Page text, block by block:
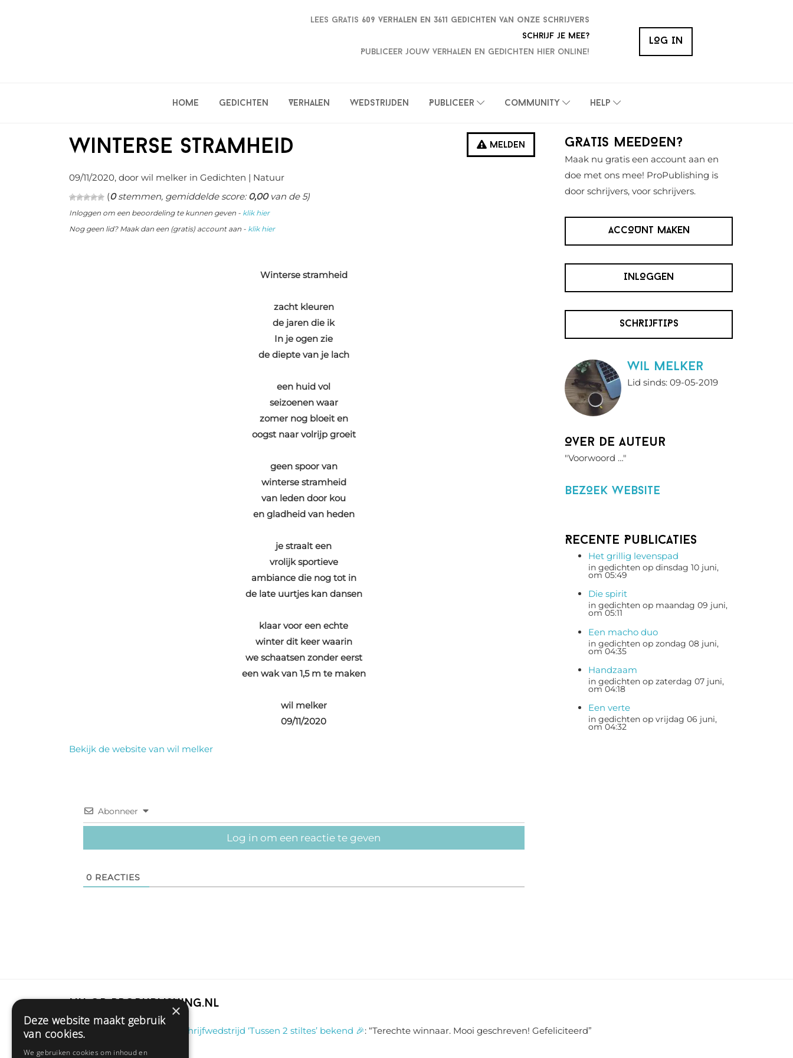
Lees gratis 609 verhalen en 3611 gedichten van onze schrijvers
Schrijf je mee?
Publiceer jouw verhalen en gedichten hier online!
LOG IN
Home Gedichten Verhalen Wedstrijden Publiceer Community Help
Melden
Winterse stramheid
09/11/2020, door wil melker in Gedichten | Natuur
(0stemmen, gemiddelde score:0,00van de 5)
Inloggen om een beoordeling te kunnen geven - klik hier
Nog geen lid? Maak dan een (gratis) account aan - klik hier
Winterse stramheid
zacht kleuren
de jaren die ik
In je ogen zie
de diepte van je lach
een huid vol
seizoenen waar
zomer nog bloeit en
oogst naar volrijp groeit
geen spoor van
winterse stramheid
van leden door kou
en gladheid van heden
je straalt een
vrolijk sportieve
ambiance die nog tot in
de late uurtjes kan dansen
klaar voor een echte
winter dit keer waarin
we schaatsen zonder eerst
een wak van 1,5 m te maken
wil melker
09/11/2020
Bekijk de website van wil melker
Abonneer
Log in om een reactie te geven
0 REACTIES
Primaire
Sidebar
GRATIS MEEDOEN?
Maak nu gratis een account aan en
doe met ons mee! ProPublishing is
door schrijvers, voor schrijvers.
ACCOUNT MAKEN
INLOGGEN
SCHRIJFTIPS
wil melker
Lid sinds: 09-05-2019
Over de auteur
"Voorwoord …"
BezOek website
Recente Publicaties
Het grillig levenspad
in gedichten op dinsdag 10 juni,
om 05:49
Die spirit
in gedichten op maandag 09 juni,
om 05:11
Een macho duo
in gedichten op zondag 08 juni,
om 04:35
Handzaam
in gedichten op zaterdag 07 juni,
om 04:18
Een verte
in gedichten op vrijdag 06 juni,
om 04:32
Nu op Propublishing.nl
on Winnaar schrijfwedstrijd ‘Tussen 2 stiltes’ bekend 🎉: “Terechte winnaar. Mooi geschreven! Gefeliciteerd”
×
Deze website maakt gebruik
van cookies.
We gebruiken cookies om inhoud en